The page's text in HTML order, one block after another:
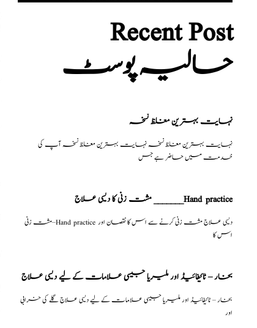
Recent Post
حالیہ پوسٹ
نہایت بہترین مغلظ نسخہ
نہایت بہترین مغلظ نسخہ نہایت بہترین مغلظ نسخہ آپ کی
خدمت میں حاضر ہے جس
مشت زنی کا دیسی علاج _______Hand practice
مشت زنی–Hand practice دیسی علاج مشت زنی کرنے سے اس کا نقصان اور
اس کا
بخار – ٹائیفائیڈ اور ملیریا جیسی علامات کے لیے دیسی علاج
بخار – ٹائیفائیڈ اور ملیریا جیسی علامات کے لیے دیسی علاج گلے کی خرابی
اور